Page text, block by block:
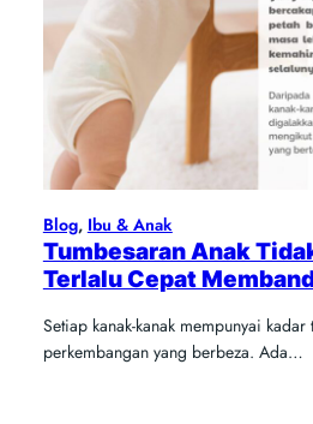
Blog, Ibu & Anak
Tumbesaran Anak
Terlalu Cepat
Setiap kanak-kanak mempunyai
perkembangan yang berbeza. Ada…